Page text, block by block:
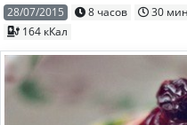
28/07/2015 8 часов 30 мин
164 кКал